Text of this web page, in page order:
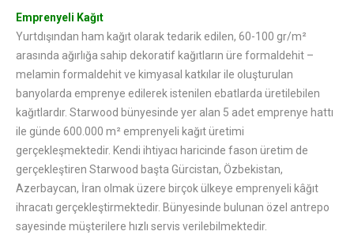
Emprenyeli Kağıt
Yurtdışından ham kağıt olarak tedarik edilen, 60-100 gr/m²
arasında ağırlığa sahip dekoratif kağıtların üre formaldehit –
melamin formaldehit ve kimyasal katkılar ile oluşturulan
banyolarda emprenye edilerek istenilen ebatlarda üretilebilen
kağıtlardır. Starwood bünyesinde yer alan 5 adet emprenye hattı
ile günde 600.000 m² emprenyeli kağıt üretimi
gerçekleşmektedir. Kendi ihtiyacı haricinde fason üretim de
gerçekleştiren Starwood başta Gürcistan, Özbekistan,
Azerbaycan, İran olmak üzere birçok ülkeye emprenyeli kâğıt
ihracatı gerçekleştirmektedir. Bünyesinde bulunan özel antrepo
sayesinde müşterilere hızlı servis verilebilmektedir.